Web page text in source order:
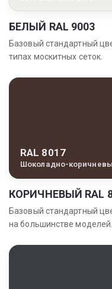
БЕЛЫЙ RAL 9003
Базовый стандартный
типах москитных сеток.
RAL 8017
Шоколадно-
КОРИЧНЕВЫЙ RAL
Базовый стандартный
на большинстве моделей.